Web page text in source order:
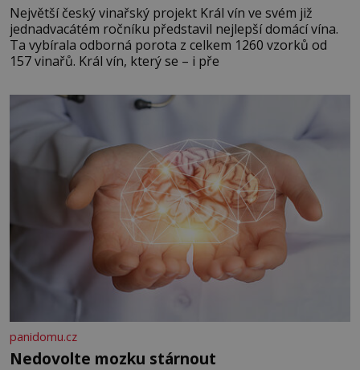
Největší český vinařský projekt Král vín ve svém již
jednadvacátém ročníku představil nejlepší domácí vína.
Ta vybírala odborná porota z celkem 1260 vzorků od
157 vinařů. Král vín, který se – i pře
panidomu.cz
Nedovolte mozku stárnout